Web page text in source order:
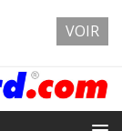
VOIR